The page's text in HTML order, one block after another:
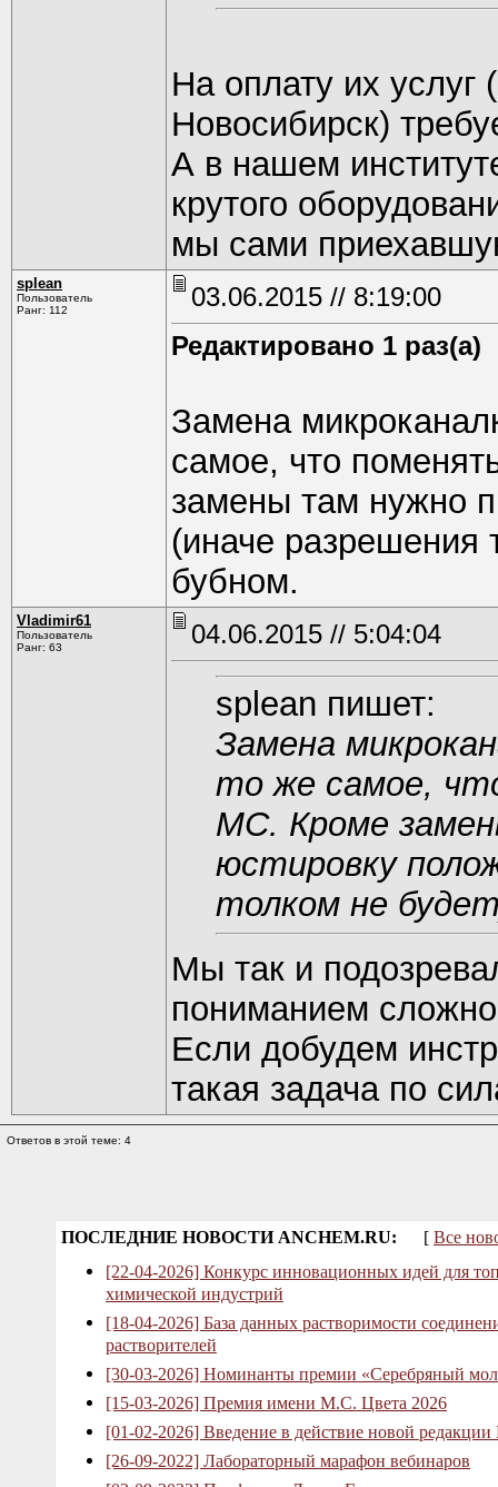
На оплату их
Новосибирск)
А в нашем
крутого
мы сами
splean
Пользователь
Ранг: 112
03.06.2015 // 8:19:00
Редактировано 1 раз(а)
Замена
самое, что
замены там нужно
(иначе разрешения
бубном.
Vladimir61
Пользователь
Ранг: 63
04.06.2015 // 5:04:04
splean пишет:
Замена
то же самое,
МС. Кроме
юстировку
толком не
Мы так и
пониманием
Если добудем
такая задача по
Ответов в этой теме: 4
ПОСЛЕДНИЕ НОВОСТИ ANCHEM.RU: [ Все
[22-04-2026] Конкурс инновационных идей для
химической индустрий
[18-04-2026] База данных растворимости
растворителей
[30-03-2026] Номинанты премии «Серебряный
[15-03-2026] Премия имени М.С. Цвета 2026
[01-02-2026] Введение в действие новой
[26-09-2022] Лабораторный марафон вебинаров